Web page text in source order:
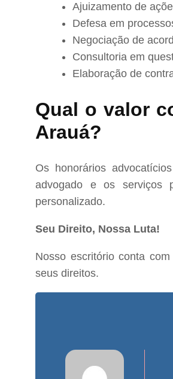
Ajuizamento de
Defesa em
Negociação de
Consultoria em
Elaboração de
Qual o valor
Arauá?
Os honorários
advogado e os serviços
personalizado.
Seu Direito, Nossa Luta!
Nosso escritório conta
seus direitos.